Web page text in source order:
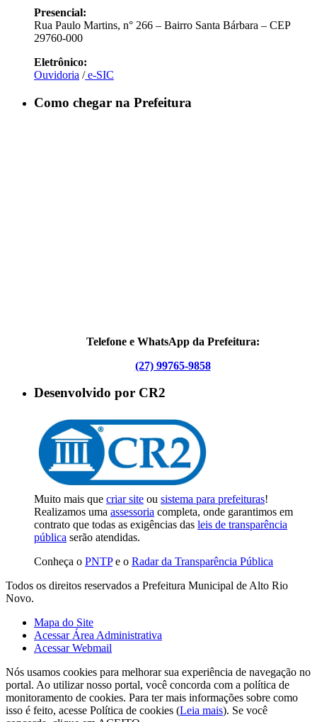
Presencial:
Rua Paulo Martins, n° 266 – Bairro Santa Bárbara – CEP
29760-000
Eletrônico:
Ouvidoria /e-SIC
Como chegar na Prefeitura
Telefone e WhatsApp da Prefeitura:
(27) 99765-9858
Desenvolvido por CR2
Muito mais que criar site ou sistema para prefeituras!
Realizamos uma assessoria completa, onde garantimos em
contrato que todas as exigências das leis de transparência
pública serão atendidas.
Conheça o PNTPe o Radar da Transparência Pública
Todos os direitos reservados a Prefeitura Municipal de Alto Rio
Novo.
Mapa do Site
Acessar Área Administrativa
Acessar Webmail
Nós usamos cookies para melhorar sua experiência de navegação no
portal. Ao utilizar nosso portal, você concorda com a política de
monitoramento de cookies. Para ter mais informações sobre como
isso é feito, acesse Política de cookies (Leia mais). Se você